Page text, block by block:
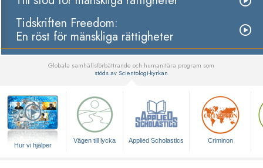
Tidskriften Freedom:
En röst för mänskliga rättigheter
Globala samhällsförbättrande och humanitära program som
stöds av Scientologi-kyrkan
Hur vi hjälper
Vägen till lycka Applied Scholastics Criminon